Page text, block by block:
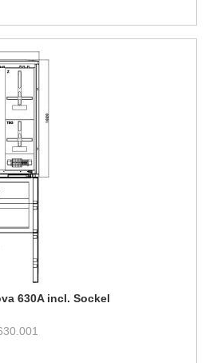
630A incl. Sockel